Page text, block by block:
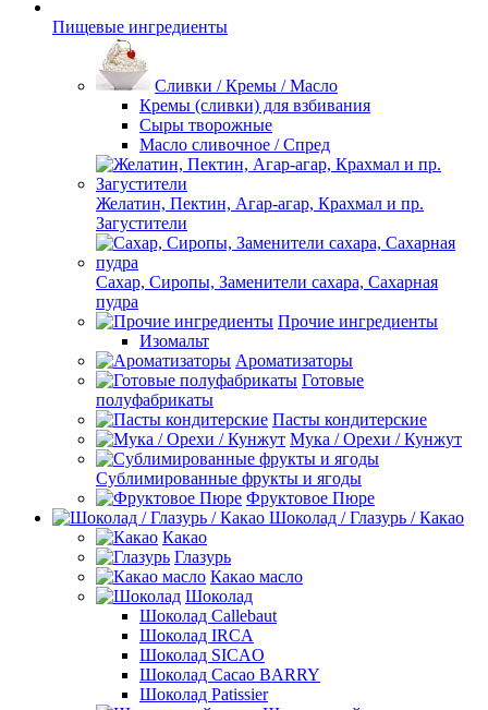
Пищевые ингредиенты
Сливки / Кремы / Масло
Кремы (сливки) для взбивания
Сыры творожные
Масло сливочное / Спред
Желатин, Пектин, Агар-агар, Крахмал и пр.
Загустители
Сахар, Сиропы, Заменители сахара, Сахарная
пудра
Прочие ингредиенты
Изомальт
Ароматизаторы
Готовые
полуфабрикаты
Пасты кондитерские
Мука / Орехи / Кунжут
Сублимированные фрукты и ягоды
Фруктовое Пюре
Шоколад / Глазурь / Какао
Какао
Глазурь
Какао масло
Шоколад
Шоколад Callebaut
Шоколад IRCA
Шоколад SICAO
Шоколад Cacao BARRY
Шоколад Patissier